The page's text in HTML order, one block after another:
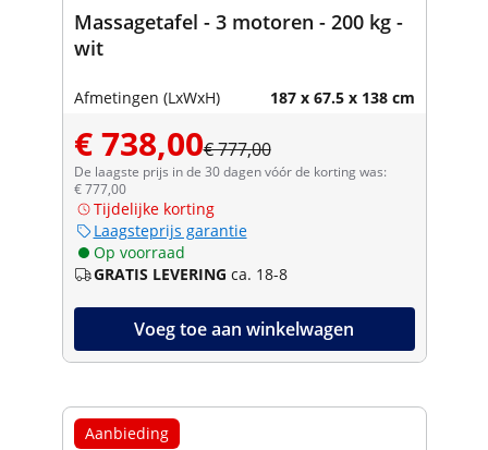
Massagetafel - 3 motoren - 200 kg -
wit
Afmetingen (LxWxH) 187 x 67.5 x 138 cm
€ 738,00€ 777,00
De laagste prijs in de 30 dagen vóór de korting was:
€ 777,00
Tijdelijke korting
Laagsteprijs garantie
Op voorraad
GRATIS LEVERING ca. 18-8
Voeg toe aan winkelwagen
Aanbieding